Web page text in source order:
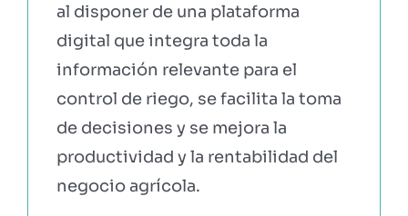
al disponer de una plataforma
digital que integra toda la
información relevante para el
control de riego, se facilita la toma
de decisiones y se mejora la
productividad y la rentabilidad del
negocio agrícola.